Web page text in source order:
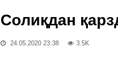
Солиқдан
24.05.2020 23:38 3.5K